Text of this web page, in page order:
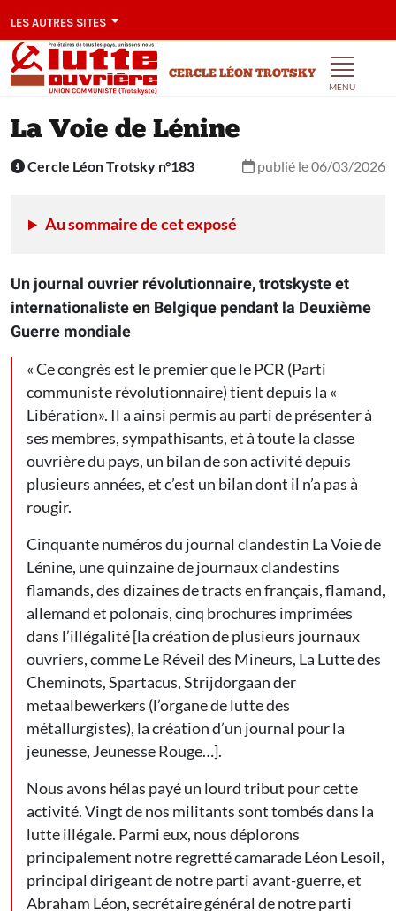
LES AUTRES SITES
CERCLE LÉON TROTSKY
MENU
La Voie de Lénine
Cercle Léon Trotsky n°183 publié le 06/03/2026
Au sommaire de cet exposé
Un journal ouvrier révolutionnaire, trotskyste et
internationaliste en Belgique pendant la Deuxième
Guerre mondiale
« Ce congrès est le premier que le PCR (Parti
communiste révolutionnaire) tient depuis la «
Libération». Il a ainsi permis au parti de présenter à
ses membres, sympathisants, et à toute la classe
ouvrière du pays, un bilan de son activité depuis
plusieurs années, et c’est un bilan dont il n’a pas à
rougir.
Cinquante numéros du journal clandestin La Voie de
Lénine, une quinzaine de journaux clandestins
flamands, des dizaines de tracts en français, flamand,
allemand et polonais, cinq brochures imprimées
dans l’illégalité [la création de plusieurs journaux
ouvriers, comme Le Réveil des Mineurs, La Lutte des
Cheminots, Spartacus, Strijdorgaan der
metaalbewerkers (l’organe de lutte des
métallurgistes), la création d’un journal pour la
jeunesse, Jeunesse Rouge…].
Nous avons hélas payé un lourd tribut pour cette
activité. Vingt de nos militants sont tombés dans la
lutte illégale. Parmi eux, nous déplorons
principalement notre regretté camarade Léon Lesoil,
principal dirigeant de notre parti avant-guerre, et
Abraham Léon, secrétaire général de notre parti